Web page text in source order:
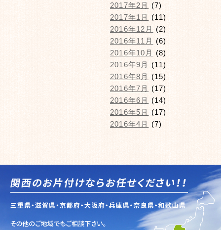
2017年2月
(7)
2017年1月
(11)
2016年12月
(2)
2016年11月
(6)
2016年10月
(8)
2016年9月
(11)
2016年8月
(15)
2016年7月
(17)
2016年6月
(14)
2016年5月
(17)
2016年4月
(7)